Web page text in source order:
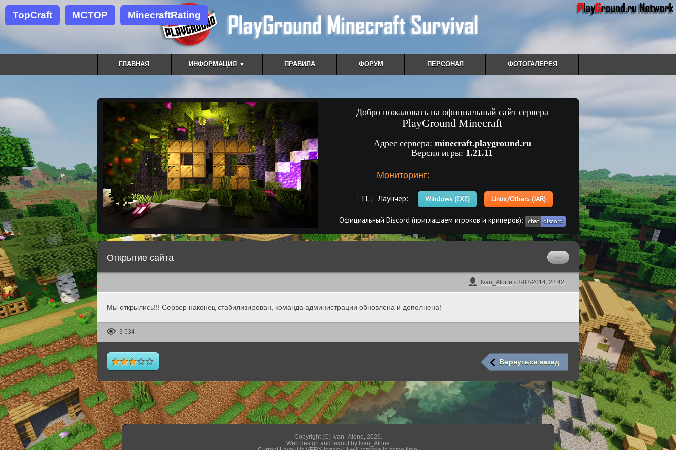
TopCraft MCTOP MinecraftRating
ГЛАВНАЯ ИНФОРМАЦИЯ ▼ ПРАВИЛА ФОРУМ ПЕРСОНАЛ ФОТОГАЛЕРЕЯ
Добро пожаловать на официальный сайт сервера
PlayGround Minecraft
Адрес сервера: minecraft.playground.ru
Версия игры: 1.21.11
Мониторинг:
「TL」Лаунчер: Windows (EXE) Linux/Others (JAR)
Официальный Discord (приглашаем игроков и криперов):
Открытие сайта ---
Ivan_Alone - 3-03-2014, 22:42
Мы открылись!!! Сервер наконец стабилизирован, команда администрации обновлена и дополнена!
3 534
Вернуться назад
1
Copyright (C) Ivan_Alone, 2026.
Web design and layout by Ivan_Alone